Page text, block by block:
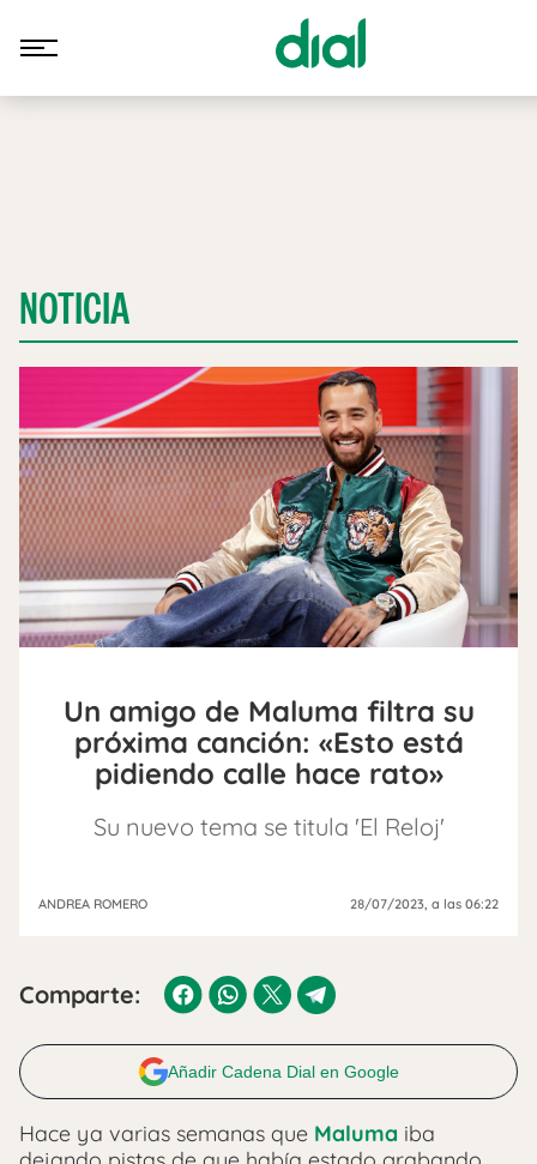
NOTICIA
Un amigo de Maluma filtra su
próxima canción: «Esto está
pidiendo calle hace rato»
Su nuevo tema se titula 'El Reloj'
ANDREA ROMERO 28/07/2023, a las 06:22
Comparte:
Añadir Cadena Dial en Google
Hace ya varias semanas que Maluma iba